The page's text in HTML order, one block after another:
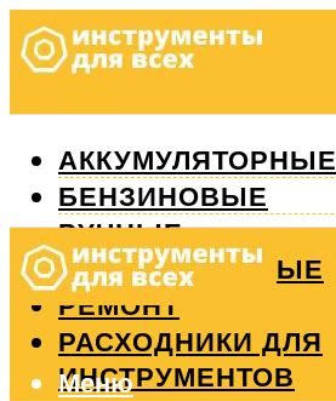
АККУМУЛЯТОРНЫЕ
БЕНЗИНОВЫЕ
РУЧНЫЕ
ИЗМЕРИТЕЛЬНЫЕ
РЕМОНТ
РАСХОДНИКИ ДЛЯ
ИНСТРУМЕНТОВ
Меню